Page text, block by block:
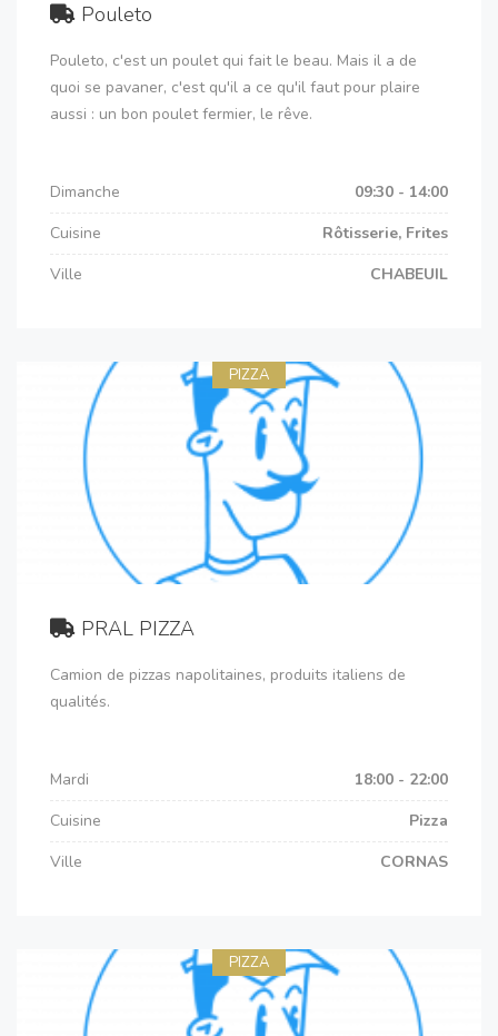
Pouleto
Pouleto, c'est un poulet qui fait le beau. Mais il a de
quoi se pavaner, c'est qu'il a ce qu'il faut pour plaire
aussi : un bon poulet fermier, le rêve.
Dimanche
09:30 - 14:00
Cuisine
Rôtisserie, Frites
Ville
CHABEUIL
PIZZA
PRAL PIZZA
Camion de pizzas napolitaines, produits italiens de
qualités.
Mardi
18:00 - 22:00
Cuisine
Pizza
Ville
CORNAS
PIZZA